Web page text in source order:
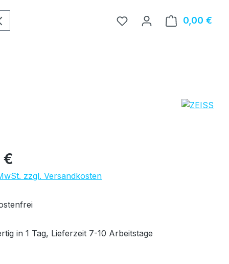
0,00 €
€
zzgl. Versandkosten
in 1 Tag, Lieferzeit 7-10 Arbeitstage